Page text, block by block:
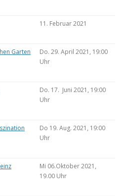
11. Februar 2021
Garten
Do. 29. April 2021, 19:00
Uhr
Do. 17. Juni 2021, 19:00
Uhr
Do 19. Aug. 2021, 19:00
Uhr
Mi 06.Oktober 2021,
19.00 Uhr